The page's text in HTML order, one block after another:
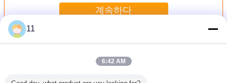
계속하다
더 많은 것
11
6:42 AM